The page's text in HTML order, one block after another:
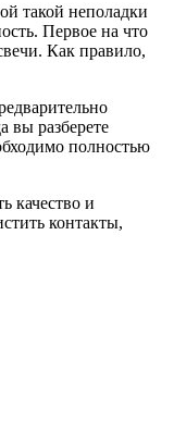
такой неполадки
Первое на что
Как правило,
вы разберете
полностью
качество и
контакты,